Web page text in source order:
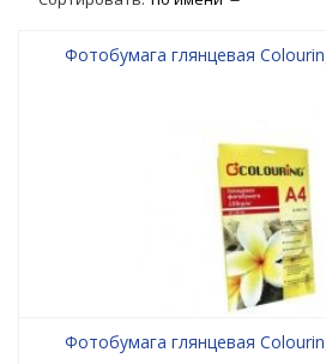
Фотобумага глянцевая
Фотобумага глянцевая